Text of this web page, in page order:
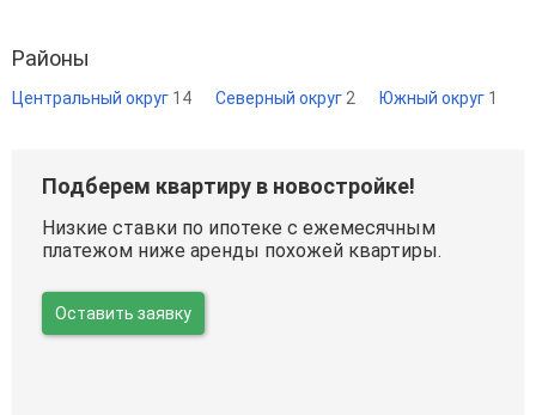
Районы
Центральный округ 14 Северный округ2 Южный округ 1
Подберем квартиру в новостройке!
Низкие ставки по ипотеке с ежемесячным
платежом ниже аренды похожей квартиры.
Оставить заявку